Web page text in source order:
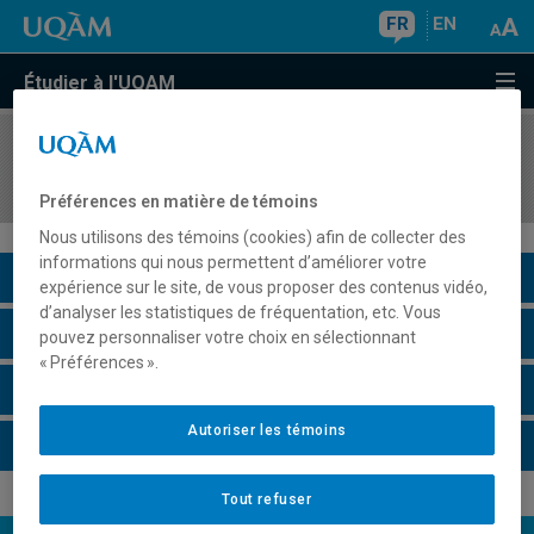
FR EN
Étudier à l'UQAM
COURS//
Description du cours
Horaire - Été 2026
Préférences en matière de témoins
Nous utilisons des témoins (cookies) afin de collecter des
informations qui nous permettent d’améliorer votre
expérience sur le site, de vous proposer des contenus vidéo,
d’analyser les statistiques de fréquentation, etc. Vous
pouvez personnaliser votre choix en sélectionnant
« Préférences ».
Tout refuser
Autoriser les témoins